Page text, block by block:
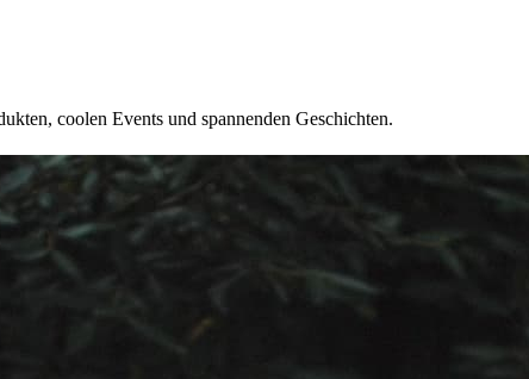
coolen Events und spannenden Geschichten.